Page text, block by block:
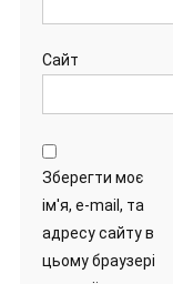
Сайт
Зберегти моє
ім'я, e-mail, та
адресу сайту в
цьому браузері